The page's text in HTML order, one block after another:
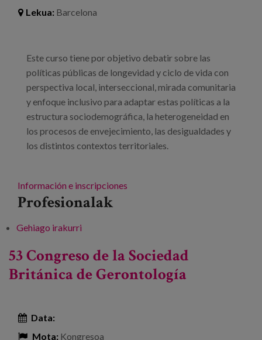
Lekua: Barcelona
Este curso tiene por objetivo debatir sobre las
políticas públicas de longevidad y ciclo de vida con
perspectiva local, interseccional, mirada comunitaria
y enfoque inclusivo para adaptar estas políticas a la
estructura sociodemográfica, la heterogeneidad en
los procesos de envejecimiento, las desigualdades y
los distintos contextos territoriales.
Información e inscripciones
Profesionalak
Gehiago irakurri
buruz
53 Congreso de la Sociedad
Británica de Gerontología
Data:
Mota: Kongresoa